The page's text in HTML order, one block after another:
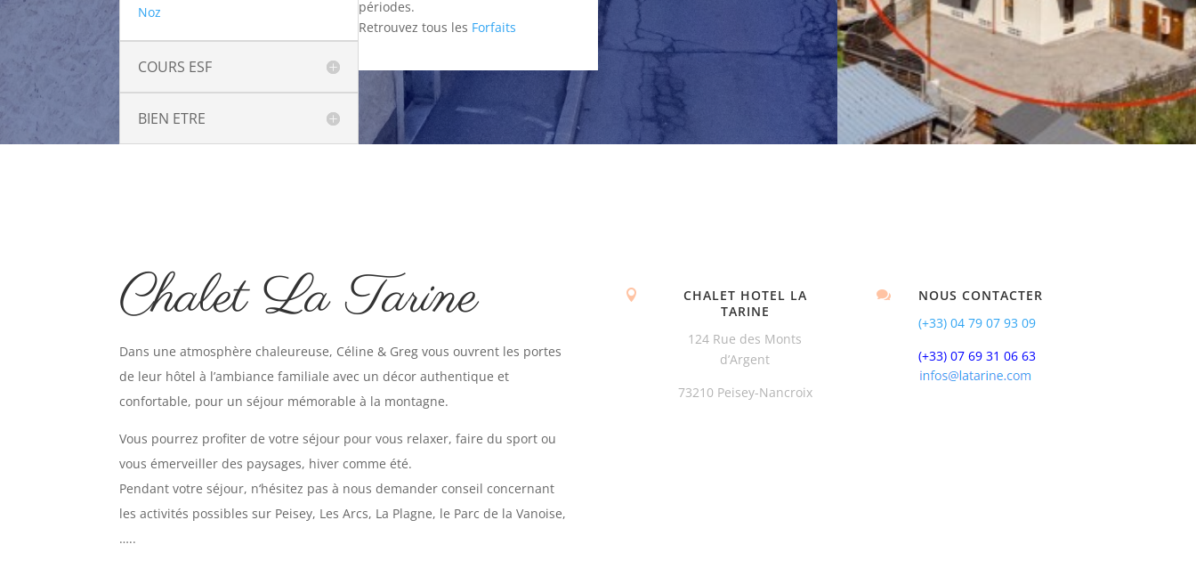
Noz
COURS ESF
BIEN ETRE
périodes.
Retrouvez tous les Forfaits
Chalet La Tarine
Dans une atmosphère chaleureuse, Céline & Greg vous ouvrent les portes
de leur hôtel à l’ambiance familiale avec un décor authentique et
confortable, pour un séjour mémorable à la montagne.
Vous pourrez profiter de votre séjour pour vous relaxer, faire du sport ou
vous émerveiller des paysages, hiver comme été.
Pendant votre séjour, n‘hésitez pas à nous demander conseil concernant
les activités possibles sur Peisey, Les Arcs, La Plagne, le Parc de la Vanoise,
…..

CHALET HOTEL LA
TARINE
124 Rue des Monts
d’Argent
73210 Peisey-Nancroix

NOUS CONTACTER
(+33)04 79 07 93 09
(+33) 07 69 31 06 63